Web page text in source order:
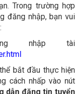
Trong trường hợp
đăng nhập, bạn vui
nhập tài
bắt đầu thực hiện
cách nhấp vào nút
dẫn đăng tin tuyển